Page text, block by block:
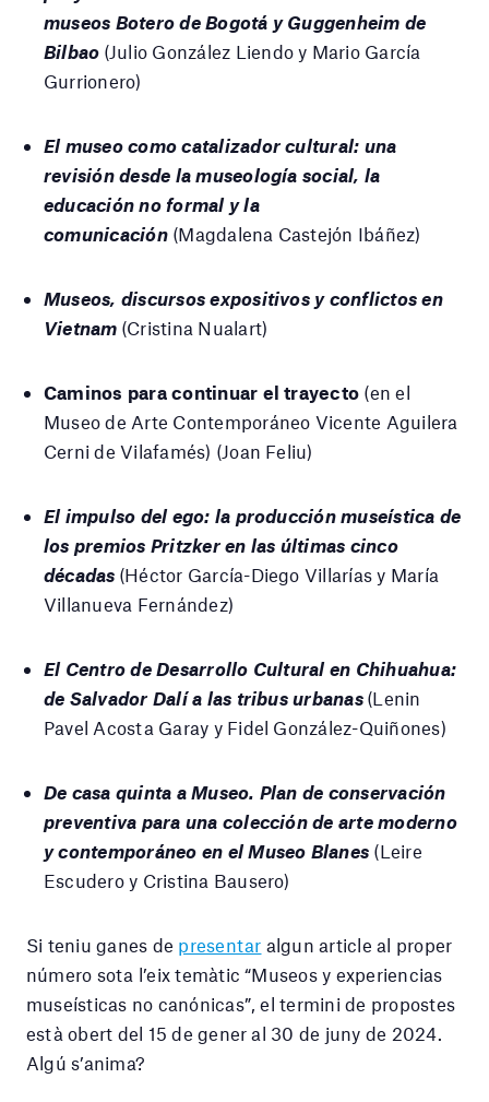
museos Botero de Bogotá y Guggenheim de
Bilbao (Julio González Liendo y Mario García
Gurrionero)
El museo como catalizador cultural: una
revisión desde la museología social, la
educación no formal y la
comunicación(Magdalena Castejón Ibáñez)
Museos, discursos expositivos y conflictos en
Vietnam (Cristina Nualart)
Caminos para continuar el trayecto (en el
Museo de Arte Contemporáneo Vicente Aguilera
Cerni de Vilafamés) (Joan Feliu)
El impulso del ego: la producción museística de
los premios Pritzker en las últimas cinco
décadas (Héctor García-Diego Villarías y María
Villanueva Fernández)
El Centro de Desarrollo Cultural en Chihuahua:
de Salvador Dalí a las tribus urbanas (Lenin
Pavel Acosta Garay y Fidel González-Quiñones)
De casa quinta a Museo. Plan de conservación
preventiva para una colección de arte moderno
y contemporáneo en el Museo Blanes (Leire
Escudero y Cristina Bausero)
Si teniu ganes de presentar algun article al proper
número sota l’eix temàtic “Museos y experiencias
museísticas no canónicas”, el termini de propostes
està obert del 15 de gener al 30 de juny de 2024.
Algú s’anima?